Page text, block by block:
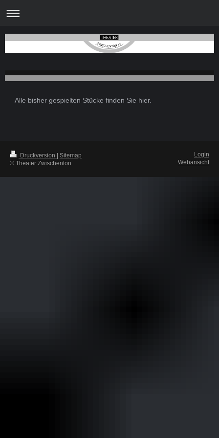
Alle bisher gespielten Stücke finden Sie hier.
Druckversion
Sitemap
© Theater Zwischenton
Login
Webansicht